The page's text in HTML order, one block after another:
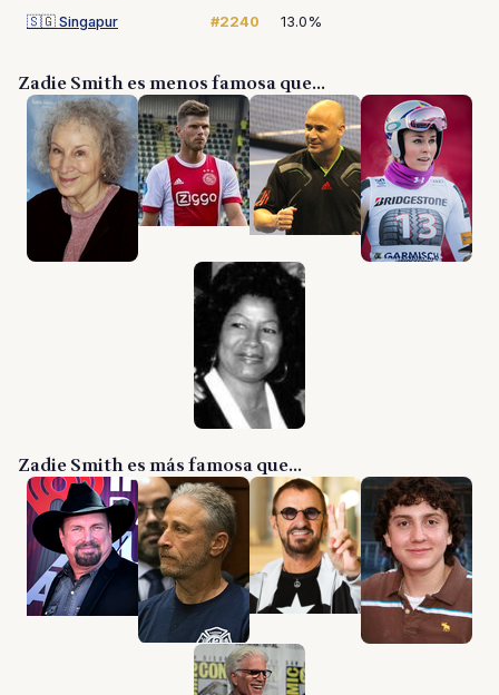
🇸🇬 Singapur #2240 13.0%
Zadie Smith es menos famosa que...
Zadie Smith es más famosa que...